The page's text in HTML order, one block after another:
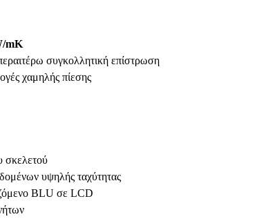
mK
συγκολλητική επίστρωση
χαμηλής πίεσης
σκελετού
υψηλής ταχύτητας
BLU σε LCD